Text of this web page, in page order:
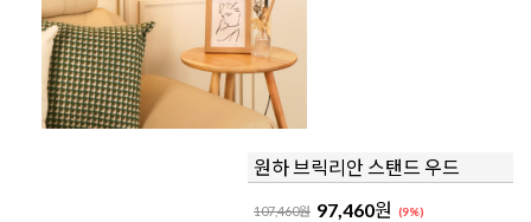
원하 브릭리안 스탠드 우드
107,460원 97,460원 (9%)